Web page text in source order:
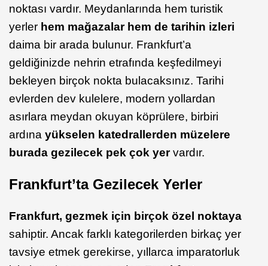
noktası vardır. Meydanlarında hem turistik
yerler hem mağazalar hem de tarihin izleri
daima bir arada bulunur. Frankfurt’a
geldiğinizde nehrin etrafında keşfedilmeyi
bekleyen birçok nokta bulacaksınız. Tarihi
evlerden dev kulelere, modern yollardan
asırlara meydan okuyan köprülere, birbiri
ardına yükselen katedrallerden müzelere
burada gezilecek pek çok yervardır.
Frankfurt’ta Gezilecek Yerler
Frankfurt, gezmek için birçok özel noktaya
sahiptir. Ancak farklı kategorilerden birkaç yer
tavsiye etmek gerekirse, yıllarca imparatorluk